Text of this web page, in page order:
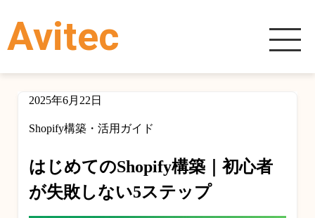
Avitec
2025年6月22日
Shopify構築・活用ガイド
はじめてのShopify構築｜初心者
が失敗しない5ステップ